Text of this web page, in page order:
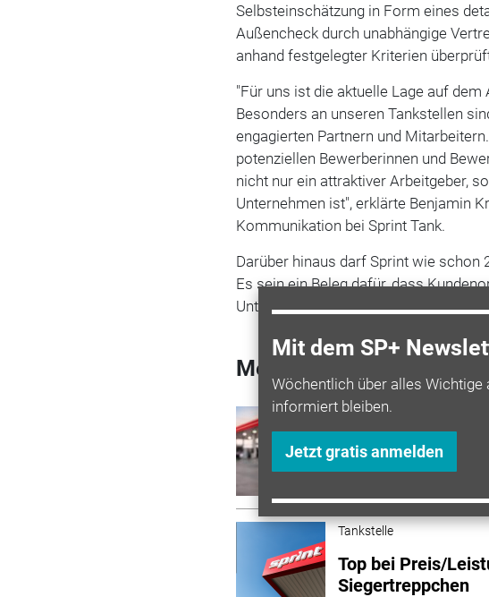
Mit dem SP+
Wöchentlich über alles Wichtige
informiert bleiben.
Jetzt gratis anmelden
Selbsteinschätzung in Form eines
Außencheck durch unabhängige
anhand festgelegter Kriterien
"Für uns ist die aktuelle Lage auf
Besonders an unseren Tankstellen
engagierten Partnern und
potenziellen Bewerberinnen und
nicht nur ein attraktiver Arbeitgeber,
Unternehmen ist", erklärte Benjamin
Kommunikation bei Sprint Tank.
Darüber hinaus darf Sprint wie schon
Es sein ein Beleg dafür, dass
Unternehmen höchste Priorität
Mehr zum Thema
Tankstelle
Deutscher
super Preis-
Tankstelle
Top bei Preis/
Siegertreppchen